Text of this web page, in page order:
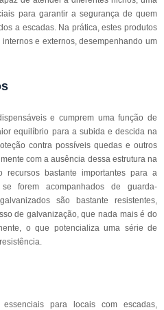
para garantir a segurança de quem
a escadas. Na prática, estes produtos
e externos, desempenhando um
e cumprem uma função de
equilíbrio para a subida e descida na
contra possíveis quedas e outros
com a ausência dessa estrutura na
bastante importantes para a
forem acompanhados de guarda-
são bastante resistentes,
de galvanização, que nada mais é do
o que potencializa uma série de
para locais com escadas,